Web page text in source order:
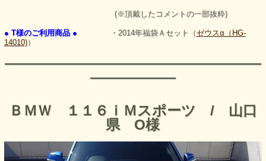
(※頂戴したコメントの一部抜粋)
● T様のご利用商品 ●・2014年福袋Ａセット（ゼウスα（HG-
14010)）
――――――――――――――――――
――――――
ＢＭＷ １１６ｉＭスポーツ / 山口
県 O様